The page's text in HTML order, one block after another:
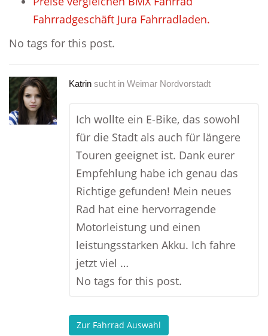
Fahrradgeschäft Jura Fahrradladen.
No tags for this post.
Katrin sucht in Weimar Nordvorstadt
Ich wollte ein E-Bike, das sowohl
für die Stadt als auch für längere
Touren geeignet ist. Dank eurer
Empfehlung habe ich genau das
Richtige gefunden! Mein neues
Rad hat eine hervorragende
Motorleistung und einen
leistungsstarken Akku. Ich fahre
jetzt viel …
No tags for this post.
Zur Fahrrad Auswahl